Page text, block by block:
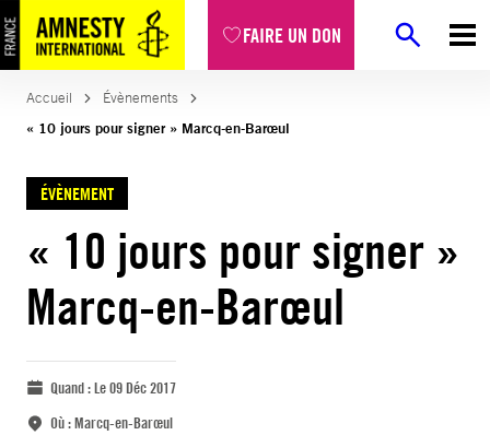
FAIRE UN DON
Accueil
Évènements
« 10 jours pour signer » Marcq-en-Barœul
ÉVÈNEMENT
« 10 jours pour signer »
Marcq-en-Barœul
Quand :Le 09 Déc 2017
Où :Marcq-en-Barœul